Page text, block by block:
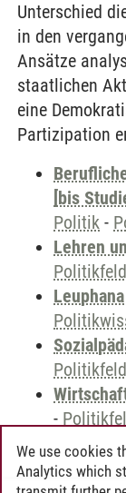
Unterschied
in den
Ansätze
staatlichen
eine
Partizipation
[bis
Politik -
Lehren
-
We use cookies
Analytics which